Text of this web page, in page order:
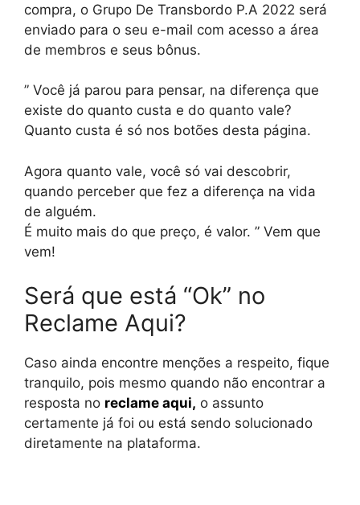
compra, o Grupo De Transbordo P.A 2022 será
enviado para o seu e-mail com acesso a área
de membros e seus bônus.
” Você já parou para pensar, na diferença que
existe do quanto custa e do quanto vale?
Quanto custa é só nos botões desta página.
Agora quanto vale, você só vai descobrir,
quando perceber que fez a diferença na vida
de alguém.
É muito mais do que preço, é valor. ” Vem que
vem!
Será que está “Ok” no
Reclame Aqui?
Caso ainda encontre menções a respeito, fique
tranquilo, pois mesmo quando não encontrar a
resposta no reclame aqui, o assunto
certamente já foi ou está sendo solucionado
diretamente na plataforma.